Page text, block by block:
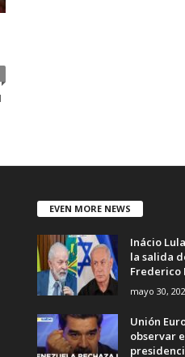
EVEN MORE NEWS
Inácio
la salida
Frederico
mayo 30,
Unión
observar